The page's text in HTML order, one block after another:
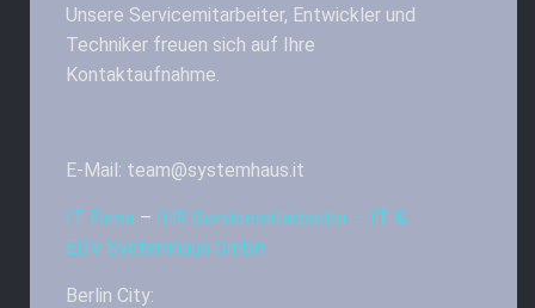
Unsere Servicemitarbeiter, Entwickler und
Techniker freuen sich auf Ihre
Kontaktaufnahme.
E-Mail: team@systemhaus.it
IT Firma – IHR Servicemitarbeiter – IT &
EDV Systemhaus GmbH
Berlin City: